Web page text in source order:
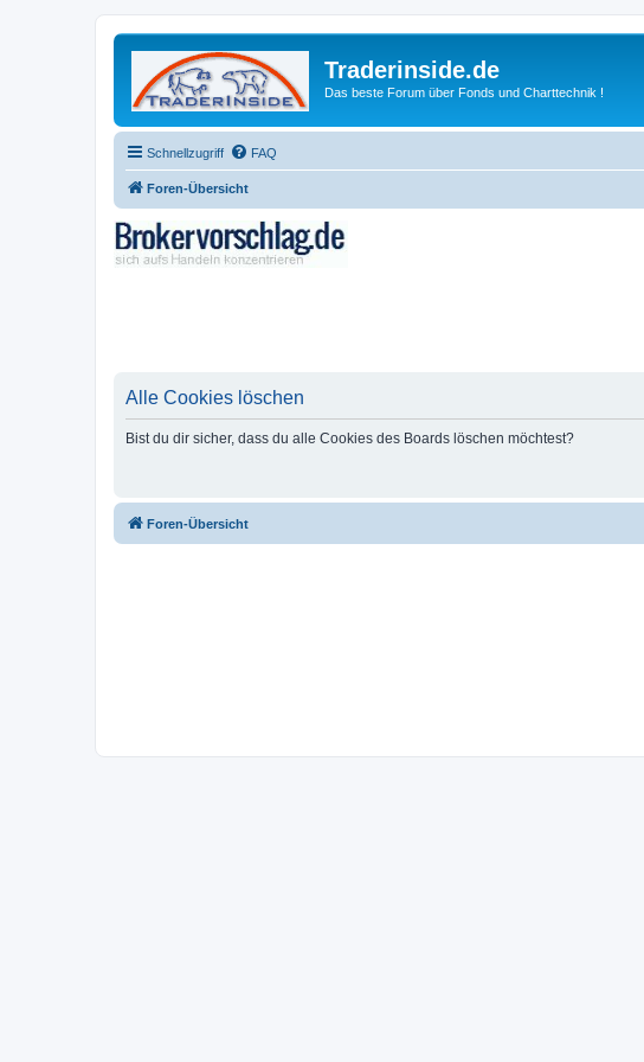
Traderinside.de
Das beste Forum über Fonds und Charttechnik !
Schnellzugriff FAQ
Foren-Übersicht
Alle Cookies löschen
Bist du dir sicher, dass du alle Cookies des Boards löschen möchtest?
Foren-Übersicht